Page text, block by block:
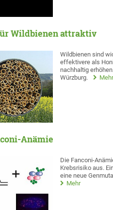
Wildbienen attraktiv
Wildbienen sind
effektivere als
nachhaltig
Würzburg.
Mehr
Anämie
Die Fanconi-
Krebsrisiko aus.
eine neue
Mehr